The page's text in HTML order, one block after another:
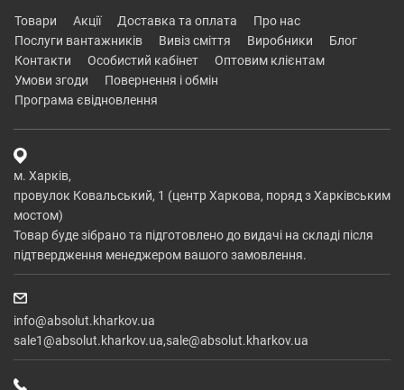
товари акції доставка та оплата
про нас
послуги вантажників
вивіз сміття виробники
блог
контакти
особистий кабінет
оптовим клієнтам
умови згоди
повернення і обмін
програма євідновлення
м. Харків,
провулок Ковальський, 1 (центр Харкова, поряд з Харківським
мостом)
Товар буде зібрано та підготовлено до видачі на складі після
підтвердження менеджером вашого замовлення.
info@absolut.kharkov.ua
sale1@absolut.kharkov.ua,sale@absolut.kharkov.ua